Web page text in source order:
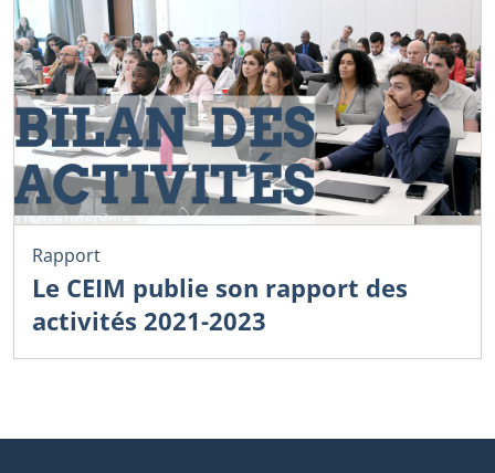
Rapport
Le CEIM publie son rapport des
activités 2021-2023